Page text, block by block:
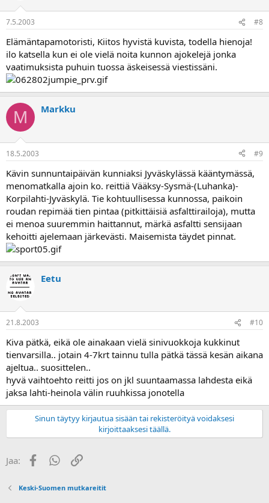
7.5.2003 #8
Elämäntapamotoristi, Kiitos hyvistä kuvista, todella hienoja!
ilo katsella kun ei ole vielä noita kunnon ajokelejä jonka
vaatimuksista puhuin tuossa äskeisessä viestissäni.
M Markku
18.5.2003 #9
Kävin sunnuntaipäivän kunniaksi Jyväskylässä kääntymässä,
menomatkalla ajoin ko. reittiä Vääksy-Sysmä-(Luhanka)-
Korpilahti-Jyväskylä. Tie kohtuullisessa kunnossa, paikoin
roudan repimää tien pintaa (pitkittäisiä asfalttirailoja), mutta
ei menoa suuremmin haittannut, märkä asfaltti sensijaan
kehoitti ajelemaan järkevästi. Maisemista täydet pinnat.
Eetu
21.8.2003 #10
Kiva pätkä, eikä ole ainakaan vielä sinivuokkoja kukkinut
tienvarsilla.. jotain 4-7krt tainnu tulla pätkä tässä kesän aikana
ajeltua.. suosittelen..
hyvä vaihtoehto reitti jos on jkl suuntaamassa lahdesta eikä
jaksa lahti-heinola välin ruuhkissa jonotella
Sinun täytyy kirjautua sisään tai rekisteröityä voidaksesi
kirjoittaaksesi täällä.
Jaa: FacebookWhatsApp
Linkki
Keski-Suomen mutkareitit